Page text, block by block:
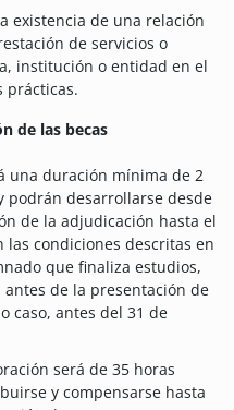
existencia de una relación
de servicios o
institución o entidad en el
prácticas.
de las becas
una duración mínima de 2
podrán desarrollarse desde
de la adjudicación hasta el
las condiciones descritas en
que finaliza estudios,
de la presentación de
caso, antes del 31 de
será de 35 horas
y compensarse hasta